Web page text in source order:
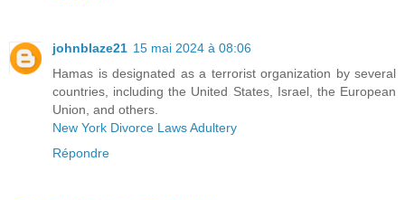
johnblaze21 15 mai 2024 à 08:06
Hamas is designated as a terrorist organization by several
countries, including the United States, Israel, the European
Union, and others.
New York Divorce Laws Adultery
Répondre